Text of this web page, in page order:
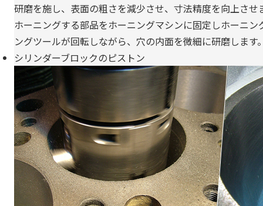
研磨を施し、表面の粗さを減少させ、寸法精度を向上させ
ホーニングする部品をホーニングマシンに固定しホーニ
ングツールが回転しながら、穴の内面を微細に研磨します
シリンダーブロックのピストン